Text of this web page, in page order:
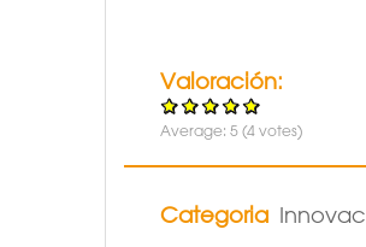
Valoración:
Average: 5(4votes)
Categoria